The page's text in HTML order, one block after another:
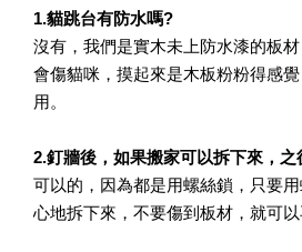
1.貓跳台有防水嗎?
沒有，我們是實木未上防水漆的板
會傷貓咪，摸起來是木板粉粉得感
用。
2.釘牆後，如果搬家可以拆下來，
可以的，因為都是用螺絲鎖，只要
心地拆下來，不要傷到板材，就可以